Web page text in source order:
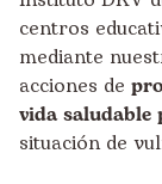
centros
mediante
acciones de
vida
situación de